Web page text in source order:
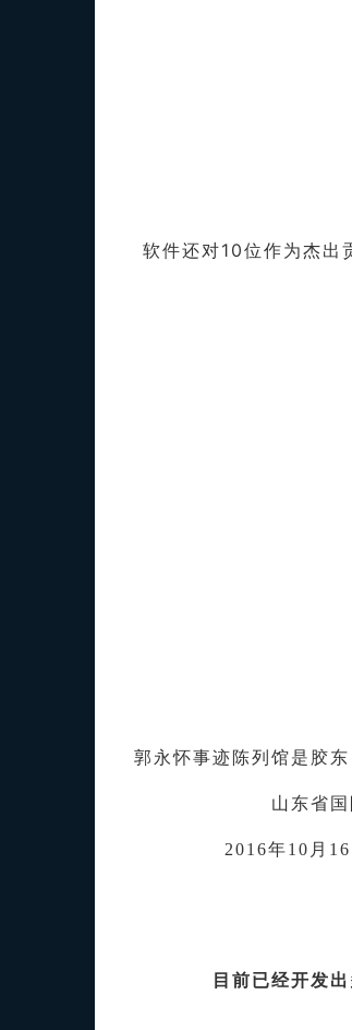
软件还对10位作为杰出
郭永怀事迹陈列馆是胶
山东省
2016年10月
目前已经开发